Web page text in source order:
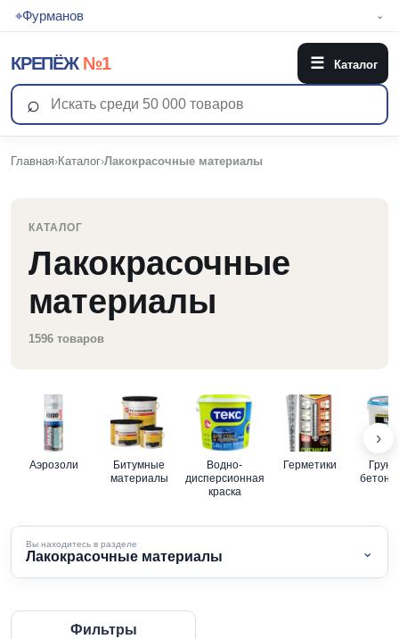
⌖Фурманов ⌄
КРЕПЁЖ №1 ☰ Каталог
⌕
Главная›Каталог›Лакокрасочные материалы
КАТАЛОГ
Лакокрасочные
материалы
1596 товаров
Аэрозоли
Битумные
материалы
Водно-
дисперсионная
краска
Герметики
бетон-
›
Вы находитесь в разделе
Лакокрасочные материалы ⌄
Фильтры